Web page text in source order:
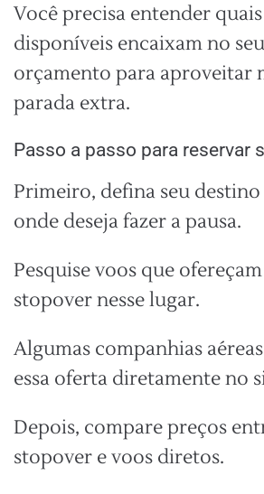
Você precisa entender
disponíveis encaixam no
orçamento para aproveitar
parada extra.
Passo a passo para reservar
Primeiro, defina seu
onde deseja fazer a pausa.
Pesquise voos que
stopover nesse lugar.
Algumas companhias
essa oferta diretamente no
Depois, compare preços
stopover e voos diretos.